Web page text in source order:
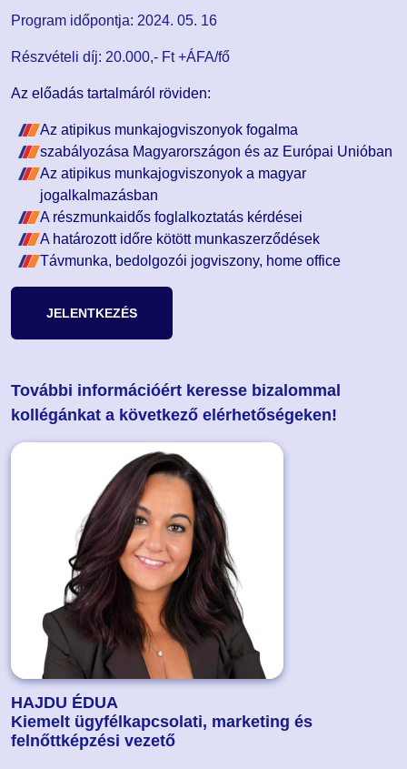
Program időpontja: 2024. 05. 16
Részvételi díj: 20.000,- Ft +ÁFA/fő
Az előadás tartalmáról röviden:
Az atipikus munkajogviszonyok fogalma
szabályozása Magyarországon és az Európai Unióban
Az atipikus munkajogviszonyok a magyar
jogalkalmazásban
A részmunkaidős foglalkoztatás kérdései
A határozott időre kötött munkaszerződések
Távmunka, bedolgozói jogviszony, home office
JELENTKEZÉS
További információért keresse bizalommal
kollégánkat a következő elérhetőségeken!
HAJDU ÉDUA
Kiemelt ügyfélkapcsolati, marketing és
felnőttképzési vezető